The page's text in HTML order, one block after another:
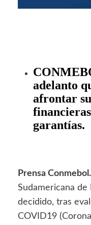
adelanto
afrontar
garantías.
Prensa Conmebol.
Sudamericana de
decidido, tras
COVID19